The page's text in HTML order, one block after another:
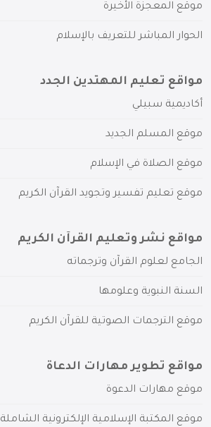
موقع المعجزة الأخيرة
الحوار المباشر للتعريف بالإسلام
مواقع تعليم المهتدين الجدد
أكاديمية سبيلي
موقع المسلم الجديد
موقع الصلاة في الإسلام
موقع تعليم تفسير وتجويد القرآن الكريم
مواقع نشر وتعليم القرآن الكريم
الجامع لعلوم القرآن وترجماته
السنة النبوية وعلومها
موقع الترجمات الصوتية للقرآن الكريم
مواقع تطوير مهارات الدعاة
موقع مهارات الدعوة
موقع المكتبة الإسلامية الإلكترونية الشاملة